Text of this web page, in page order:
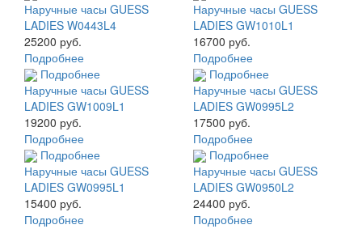
Наручные часы GUESS
LADIES W0443L4
25200 руб.
Подробнее
Наручные часы GUESS
LADIES GW1010L1
16700 руб.
Подробнее
Подробнее
Наручные часы GUESS
LADIES GW1009L1
19200 руб.
Подробнее
Подробнее
Наручные часы GUESS
LADIES GW0995L2
17500 руб.
Подробнее
Подробнее
Наручные часы GUESS
LADIES GW0995L1
15400 руб.
Подробнее
Подробнее
Наручные часы GUESS
LADIES GW0950L2
24400 руб.
Подробнее